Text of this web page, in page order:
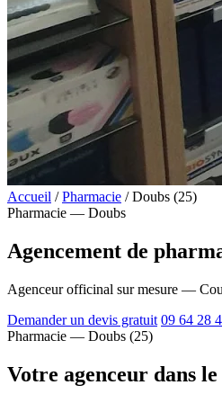
Accueil / Pharmacie / Doubs (25)
Pharmacie — Doubs
Agencement de
Agenceur officinal sur mesure —
Demander un devis gratuit 09 64 28
Pharmacie — Doubs (25)
Votre agenceur dans le